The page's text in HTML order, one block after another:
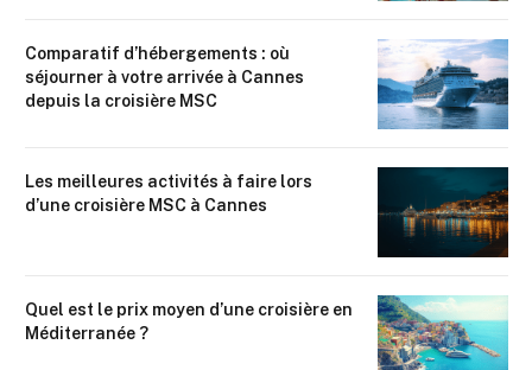
Comparatif d’hébergements : où
séjourner à votre arrivée à Cannes
depuis la croisière MSC
Les meilleures activités à faire lors
d’une croisière MSC à Cannes
Quel est le prix moyen d’une croisière en
Méditerranée ?